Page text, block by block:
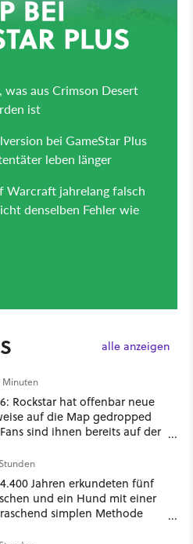
alle anzeigen
Minuten
6: Rockstar hat offenbar neue
auf die Map gedropped
sind ihnen bereits auf der
Jahren erkundeten fünf
und ein Hund mit einer
simplen Methode